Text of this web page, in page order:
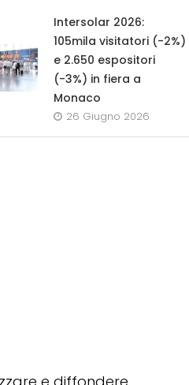
Intersolar 2026:
105mila visitatori (-2%)
e 2.650 espositori
(-3%) in fiera a
Monaco
26 Giugno 2026